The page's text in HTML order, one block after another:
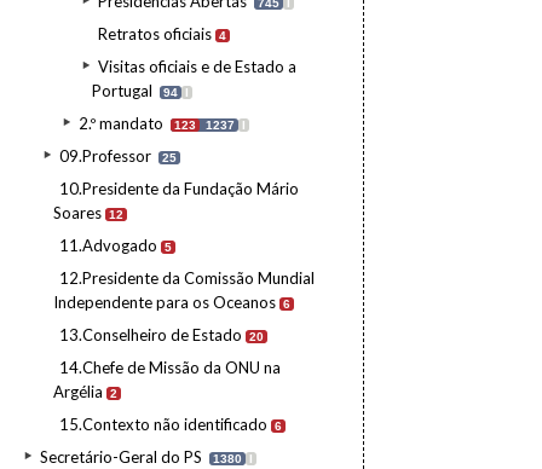
745 I
Retratos oficiais 4
Visitas oficiais e de Estado a
Portugal
94 I
2.º mandato 123 1237 I
09.Professor 25
10.Presidente da Fundação Mário
Soares 12
11.Advogado 5
12.Presidente da Comissão Mundial
Independente para os Oceanos 6
13.Conselheiro de Estado 20
14.Chefe de Missão da ONU na
Argélia
2
15.Contexto não identificado 6
Secretário-Geral do PS 1380 I